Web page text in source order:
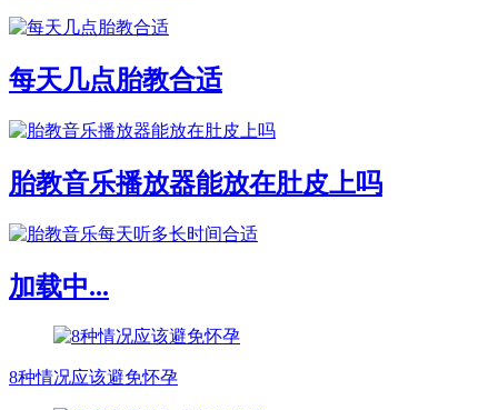
每天几点胎教合适
胎教音乐播放器能放在肚皮上吗
加载中...
8种情况应该避免怀孕